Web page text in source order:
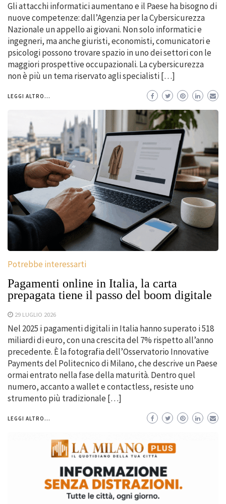
Gli attacchi informatici aumentano e il Paese ha bisogno di
nuove competenze: dall’Agenzia per la Cybersicurezza
Nazionale un appello ai giovani. Non solo informatici e
ingegneri, ma anche giuristi, economisti, comunicatori e
psicologi possono trovare spazio in uno dei settori con le
maggiori prospettive occupazionali. La cybersicurezza
non è più un tema riservato agli specialisti […]
LEGGI ALTRO...
Potrebbe interessarti
Pagamenti online in Italia, la carta
prepagata tiene il passo del boom digitale
29 LUGLIO 2026
Nel 2025 i pagamenti digitali in Italia hanno superato i 518
miliardi di euro, con una crescita del 7% rispetto all’anno
precedente. È la fotografia dell’Osservatorio Innovative
Payments del Politecnico di Milano, che descrive un Paese
ormai entrato nella fase della maturità. Dentro quel
numero, accanto a wallet e contactless, resiste uno
strumento più tradizionale […]
LEGGI ALTRO...